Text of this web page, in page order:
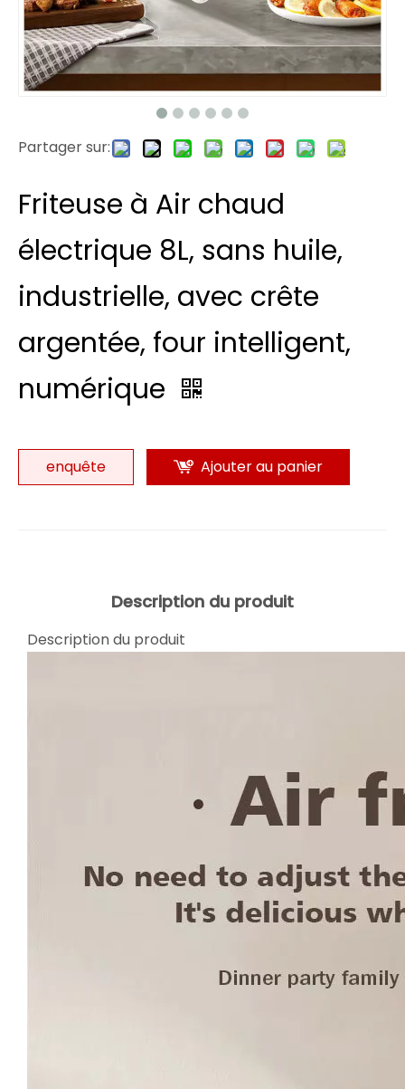
Partager sur:
Friteuse à Air chaud
électrique 8L, sans huile,
industrielle, avec crête
argentée, four intelligent,
numérique
enquête Ajouter au panier
Description du produit
Description du produit